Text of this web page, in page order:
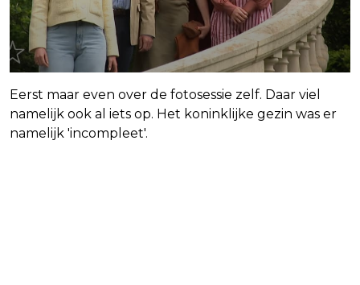
Eerst maar even over de fotosessie zelf. Daar viel
namelijk ook al iets op. Het koninklijke gezin was er
namelijk 'incompleet'.